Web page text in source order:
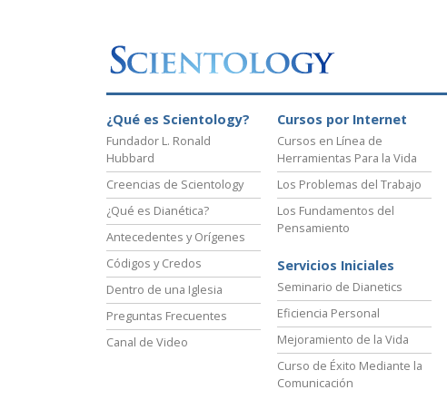
¿Qué es Scientology?
Fundador L. Ronald
Hubbard
Creencias de Scientology
¿Qué es Dianética?
Antecedentes y Orígenes
Códigos y Credos
Dentro de una Iglesia
Preguntas Frecuentes
Canal de Video
Cursos por Internet
Cursos en Línea de
Herramientas Para la Vida
Los Problemas del Trabajo
Los Fundamentos del
Pensamiento
Servicios Iniciales
Seminario de Dianetics
Eficiencia Personal
Mejoramiento de la Vida
Curso de Éxito Mediante la
Comunicación